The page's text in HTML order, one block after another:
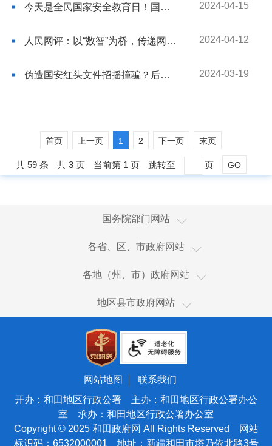
2024-04-15
今天是全民国家安全教育日！国家安全，你我有责！
2024-04-12
人民网评：以“数智”为桥，传递网络文化正能量
2024-03-19
伪造国安红头文件招摇撞骗？后果很严重
首页 上一页 1 2 下一页 末页
共 59 条 共 3 页 当前第 1 页 跳转至 页 GO
国务院部门网站
国家国际发展合作署
国家体育总局
国家广播电视总局
海关总署
国务院国有资产监督管理委员会
国家海洋局
国家原子能机构
国家航天局
各省、区、市政府网站
新疆
澳门
台湾
新疆生产建设兵团
天津
北京
宁夏
青海
甘肃
陕西
各地（州、市）政府网站
乌鲁木齐市
塔城地区
博尔塔拉蒙古自治州
昌吉回族自治州
吐鲁番市
哈密市
巴音郭楞蒙古自治州
地区县市政府网站
和田市
和田县
皮山县
墨玉县
洛浦县
策勒县
于田县
民丰县
网站地图
联系我们
开办：和田地区行政公署 主办：和田地区行政公署办公
室 承办：和田地区行政公署办公室
Copyright © 2025 和田政府网 All Rights Reserved 网站
标识码：6532000001 地址：新疆和田市塔乃依北路3号